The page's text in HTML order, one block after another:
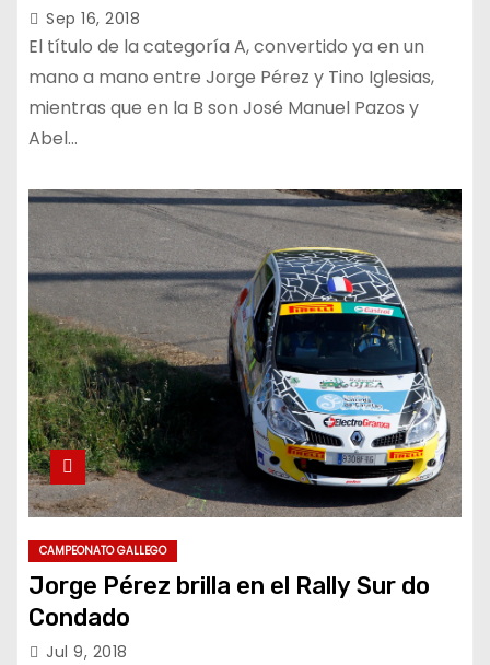
Sep 16, 2018
El título de la categoría A, convertido ya en un
mano a mano entre Jorge Pérez y Tino Iglesias,
mientras que en la B son José Manuel Pazos y
Abel…
CAMPEONATO GALLEGO
Jorge Pérez brilla en el Rally Sur do
Condado
Jul 9, 2018